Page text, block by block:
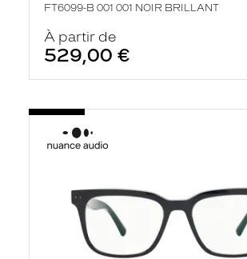
FT6099-B 001 001 NOIR BRILLANT
À partir de
529,00 €